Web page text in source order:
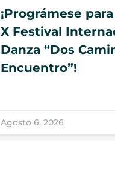
¡Prográmese
X Festival
Danza “Dos
Encuentro”!
Agosto 6, 2026